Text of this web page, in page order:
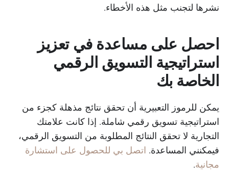
نشرها لتجنب مثل هذه الأخطاء.
احصل على مساعدة في تعزيز
استراتيجية التسويق الرقمي
الخاصة بك
يمكن للرموز التعبيرية أن تحقق نتائج مذهلة كجزء من
استراتيجية تسويق رقمي شاملة. إذا كانت علامتك
التجارية لا تحقق النتائج المطلوبة من التسويق الرقمي،
فيمكنني المساعدة. اتصل بي للحصول على استشارة
مجانية.